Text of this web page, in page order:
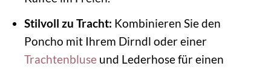
Stilvoll zu Tracht: Kombinieren Sie den
Poncho mit Ihrem Dirndl oder einer
Trachtenbluseund Lederhose für einen